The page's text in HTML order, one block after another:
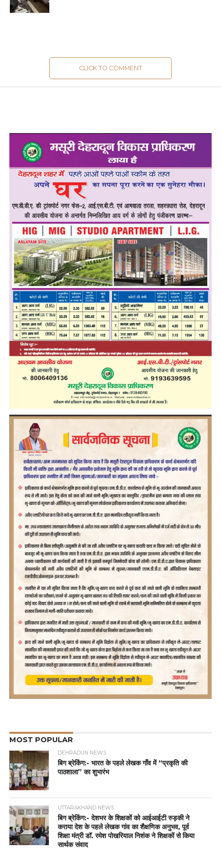
CLICK TO COMMENT
MOST POPULAR
DEHRADUN NEWS
बिग ब्रेकिंग:- भारत के पहले लेखक गाँव में “प्रकृति की
पाठशाला” का शुभारंभ
UTTARAKHAND NEWS
बिग ब्रेकिंग:- देशभर के शिक्षकों को आईआईटी रुड़की ने
कराया देश के पहले लेखक गांव का शैक्षणिक अनुभव, पूर्व
शिक्षा मंत्री डॉ. रमेश पोखरियाल निशंक ने शिक्षकों से किया
सार्थक संवाद